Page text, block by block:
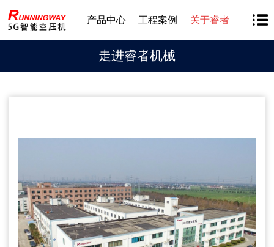
产品中心 工程案例 关于睿者
走进睿者机械